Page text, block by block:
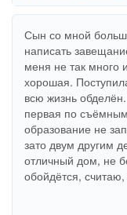
Сын со мной
написать
меня не так много
хорошая.
всю жизнь
первая по
образование не
зато двум другим
отличный дом, не
обойдётся,